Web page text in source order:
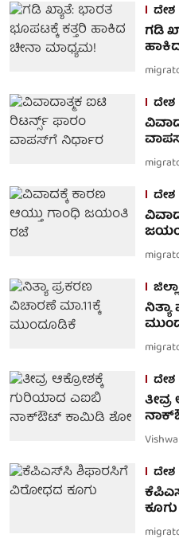
ದೇಶ
ಗಡಿ
ದೇಶ
ದೇಶ
ದೇಶ
ದೇಶ
ಕೂಗು